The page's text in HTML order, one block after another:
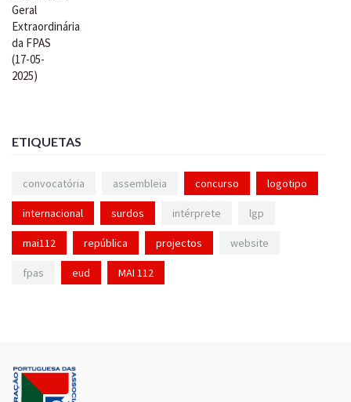
ETIQUETAS
convocatória assembleia concurso logotipo
internacional surdos intérprete lgp
mai112 república projectos website
fpas eud MAI 112